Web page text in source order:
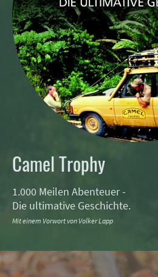
Camel Trophy
1.000 Meilen Abenteuer -
Die ultimative Geschichte.
Mit einem Vorwort von Volker Lapp